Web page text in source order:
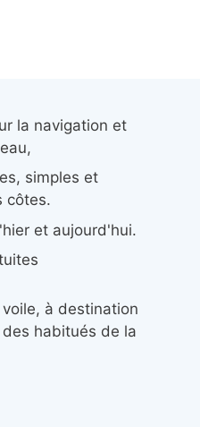
la navigation et
simples et
côtes.
et aujourd'hui.
à destination
habitués de la